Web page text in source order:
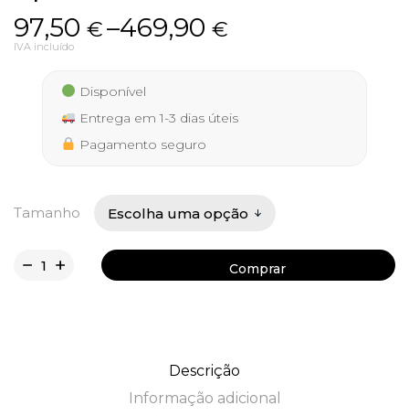
97,50 €–469,90€
Price
range:
97,50 €
through
469,90 €
IVA incluído
Disponível
Entrega em 1-3 dias úteis
Pagamento seguro
Tamanho
Comprar
Descrição
Informação adicional